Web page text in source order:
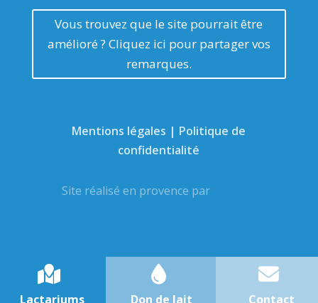
Vous trouvez que le site pourrait être
amélioré ? Cliquez ici pour partager vos
remarques.
Mentions légales | Politique de
confidentialité
Site réalisé en provence par
Lactariums Don de lait Contact